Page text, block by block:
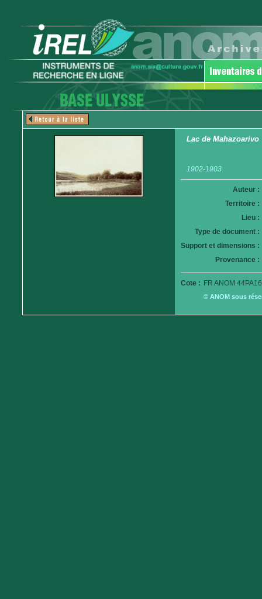
Lac de Mahazoarivo
1902-1903
Auteur :
Territoire :
Lieu :
Type de document :
Support et dimensions :
Provenance :
Cote : FR ANOM
© ANOM sous